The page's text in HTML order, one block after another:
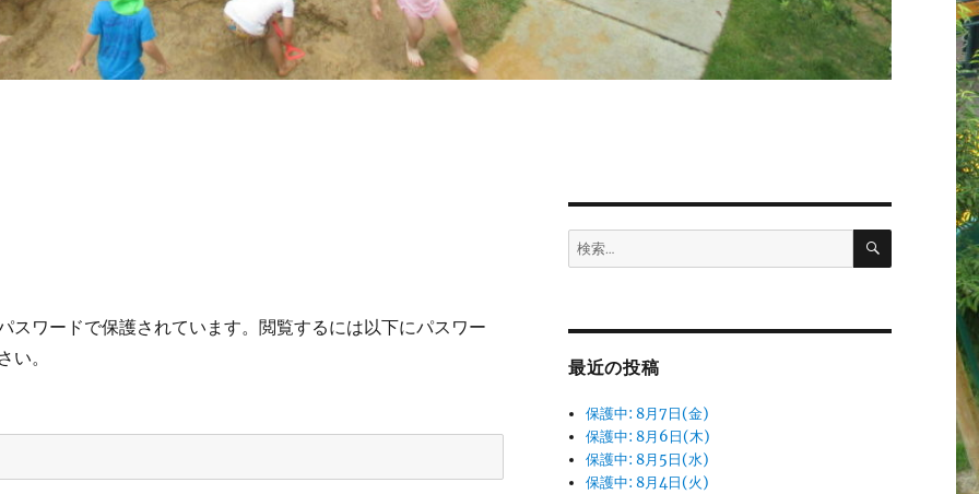
スワードで保護されています。閲覧するには以下にパスワー
い。
検
索:
検
最近の投稿
保護中: 8月7日(金)
保護中: 8月6日(木)
保護中: 8月5日(水)
保護中: 8月4日(火)